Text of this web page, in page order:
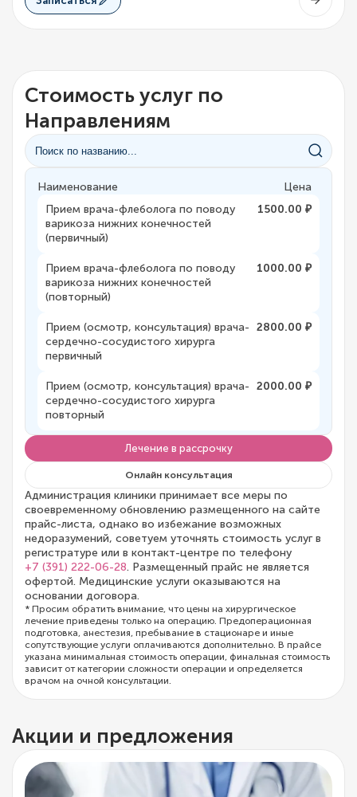
Стоимость услуг по
Направлениям
Наименование
Цена
Прием врача-флеболога по поводу
варикоза нижних конечностей
(первичный)
1500.00 ₽
Прием врача-флеболога по поводу
варикоза нижних конечностей
(повторный)
1000.00 ₽
Прием (осмотр, консультация) врача-
сердечно-сосудистого хирурга
первичный
2800.00 ₽
Прием (осмотр, консультация) врача-
сердечно-сосудистого хирурга
повторный
2000.00 ₽
Лечение в рассрочку
Онлайн консультация
Администрация клиники принимает все меры по
своевременному обновлению размещенного на сайте
прайс-листа, однако во избежание возможных
недоразумений, советуем уточнять стоимость услуг в
регистратуре или в контакт-центре по телефону
+7 (391) 222-06-28. Размещенный прайс не является
офертой. Медицинские услуги оказываются на
основании договора.
* Просим обратить внимание, что цены на хирургическое
лечение приведены только на операцию. Предоперационная
подготовка, анестезия, пребывание в стационаре и иные
сопутствующие услуги оплачиваются дополнительно. В прайсе
указана минимальная стоимость операции, финальная стоимость
зависит от категории сложности операции и определяется
врачом на очной консультации.
Акции и предложения